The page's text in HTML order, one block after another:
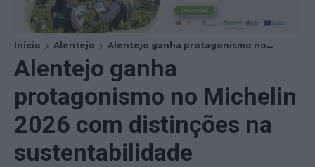
Início Alentejo Alentejo ganha protagonismo no...
Alentejo ganha
protagonismo no Michelin
2026 com distinções na
sustentabilidade